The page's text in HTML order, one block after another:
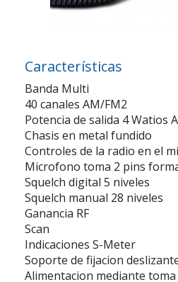
Características
Banda Multi
40 canales AM/FM2
Potencia de salida 4 Watios
Chasis en metal fundido
Controles de la radio en el
Microfono toma 2 pins
Squelch digital 5 niveles
Squelch manual 28 niveles
Ganancia RF
Scan
Indicaciones S-Meter
Soporte de fijacion
Alimentacion mediante